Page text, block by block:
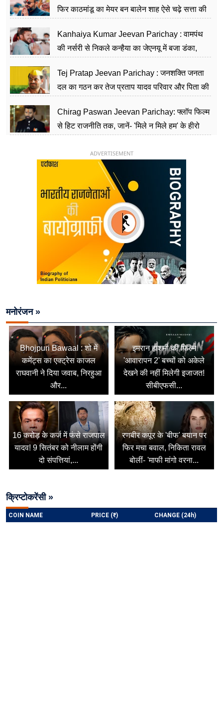
फिर काठमांडू का मेयर बन बालेन शाह ऐसे चढ़े सत्ता की
Kanhaiya Kumar Jeevan Parichay : वामपंथ
की नर्सरी से निकले कन्हैया का जेएनयू में बजा डंका,
Tej Pratap Jeevan Parichay : जनशक्ति जनता
दल का गठन कर तेज प्रताप यादव परिवार और पिता की
Chirag Paswan Jeevan Parichay: फ्लॉप फिल्म
से हिट राजनीति तक, जानें- 'मिले न मिले हम' के हीरो
ADVERTISEMENT
मनोरंजन »
Bhojpuri Bawaal : शो में
कमेंट्स का एक्ट्रेस काजल
राघवानी ने दिया जवाब, निरहुआ
और...
इमरान हाशमी की फिल्म
'आवारापन 2' बच्चों को अकेले
देखने की नहीं मिलेगी इजाजत!
सीबीएफसी...
16 करोड़ के कर्ज में फंसे राजपाल
यादव! 9 सितंबर को नीलाम होंगी
दो संपत्तियां,...
रणबीर कपूर के 'बीफ' बयान पर
फिर मचा बवाल, निकिता रावल
बोलीं- 'माफी मांगो वरना...
क्रिप्टोकरेंसी »